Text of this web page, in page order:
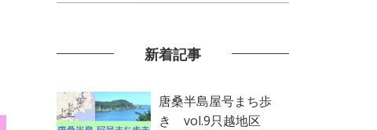
新着記事
唐桑半島屋号まち歩
き vol.9只越地区